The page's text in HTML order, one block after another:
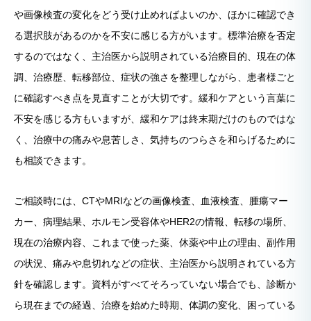
や画像検査の変化をどう受け止めればよいのか、ほかに確認でき
る選択肢があるのかを不安に感じる方がいます。標準治療を否定
するのではなく、主治医から説明されている治療目的、現在の体
調、治療歴、転移部位、症状の強さを整理しながら、患者様ごと
に確認すべき点を見直すことが大切です。緩和ケアという言葉に
不安を感じる方もいますが、緩和ケアは終末期だけのものではな
く、治療中の痛みや息苦しさ、気持ちのつらさを和らげるために
も相談できます。
ご相談時には、CTやMRIなどの画像検査、血液検査、腫瘍マー
カー、病理結果、ホルモン受容体やHER2の情報、転移の場所、
現在の治療内容、これまで使った薬、休薬や中止の理由、副作用
の状況、痛みや息切れなどの症状、主治医から説明されている方
針を確認します。資料がすべてそろっていない場合でも、診断か
ら現在までの経過、治療を始めた時期、体調の変化、困っている